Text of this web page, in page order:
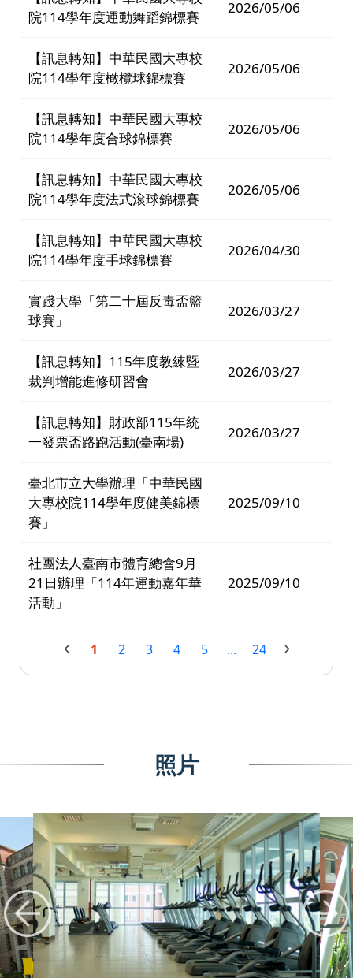
院114學年度運動舞蹈錦標賽
2026/05/06
【訊息轉知】中華民國大專校
院114學年度橄欖球錦標賽
2026/05/06
【訊息轉知】中華民國大專校
院114學年度合球錦標賽
2026/05/06
【訊息轉知】中華民國大專校
院114學年度法式滾球錦標賽
2026/05/06
【訊息轉知】中華民國大專校
院114學年度手球錦標賽
2026/04/30
實踐大學「第二十屆反毒盃籃
球賽」
2026/03/27
【訊息轉知】115年度教練暨
裁判增能進修研習會
2026/03/27
【訊息轉知】財政部115年統
一發票盃路跑活動(臺南場)
2026/03/27
臺北市立大學辦理「中華民國
大專校院114學年度健美錦標
賽」
2025/09/10
社團法人臺南市體育總會9月
21日辦理「114年運動嘉年華
活動」
2025/09/10
1 2 3 4 5 ... 24
照片